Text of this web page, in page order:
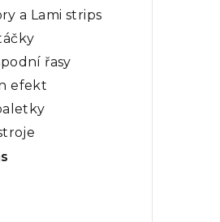
a Lami strips
řasy
efekt